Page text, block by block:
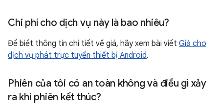
Chi phí cho dịch vụ này là bao nhiêu?
Để biết thông tin chi tiết về giá, hãy xem bài viết Giá cho
dịch vụ phát trực tuyến thiết bị Android.
Phiên của tôi có an toàn không và điều gì xảy
ra khi phiên kết thúc?